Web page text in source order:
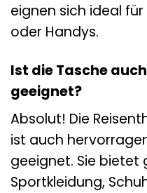
eignen sich ideal
oder Handys.
Ist die Tasche
geeignet?
Absolut! Die
ist auch
geeignet. Sie bietet
Sportkleidung,